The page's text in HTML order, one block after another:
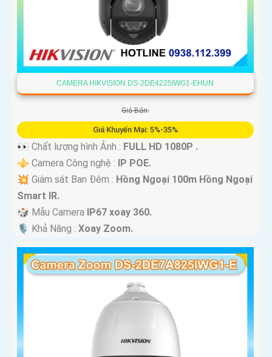
CAMERA HIKVISION DS-2DE4225IWG1-EHUN
Giá Bán:
Giá Khuyến Mại: 5%-35%
️
👀 Chất lượng hình Ảnh : FULL HD 1080P .
⚜️ Camera Công nghệ : IP POE.
💥 Giám sát Ban Đêm : Hồng Ngoại 100m Hồng Ngoại
Smart IR.
🎲 Mẫu Camera IP67 xoay 360.
️🎙 Khả Năng : Xoay Zoom.